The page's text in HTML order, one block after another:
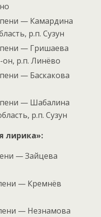
— Камардина
р.п. Сузун
— Гришаева
он, р.п. Линёво
— Баскакова
— Шабалина
р.п. Сузун
лирика»:
— Зайцева
— Кремнёв
— Незнамова